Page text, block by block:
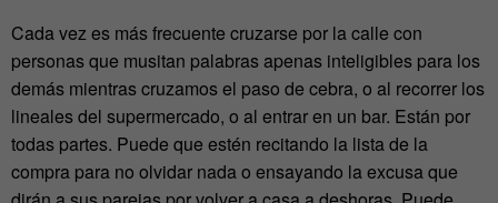
Cada vez es más frecuente cruzarse por la calle con
personas que musitan palabras apenas inteligibles para los
demás mientras cruzamos el paso de cebra, o al recorrer los
lineales del supermercado, o al entrar en un bar. Están por
todas partes. Puede que estén recitando la lista de la
compra para no olvidar nada o ensayando la excusa que